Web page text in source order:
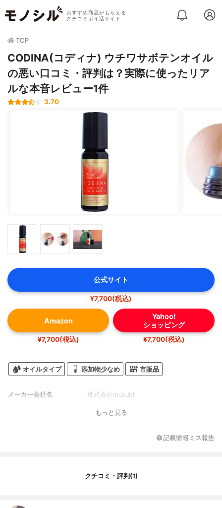
おすすめ商品がもらえる
クチコミポイ活サイト
TOP
CODINA(コディナ) ウチワサボテンオイル
の悪い口コミ・評判は？実際に使ったリア
ルな本音レビュー1件
3.70
公式サイト
¥7,700(税込)
Amazon
¥7,700(税込)
Yahoo!
ショッピング
¥7,700(税込)
オイルタイプ 添加物少なめ 市販品
メーカー会社名 株式会社musubi
もっと見る
記載情報ミス報告
クチコミ・評判(1)